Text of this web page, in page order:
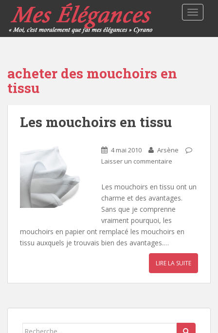
acheter des mouchoirs en
tissu
Les mouchoirs en tissu
4 mai 2010
Arsène
Laisser un commentaire
Les mouchoirs en tissu ont un
charme et des avantages.
Sans que je comprenne
vraiment pourquoi, les
mouchoirs en papier ont remplacé les mouchoirs en
tissu auxquels je trouvais bien des avantages.…
LIRE LA SUITE
Search